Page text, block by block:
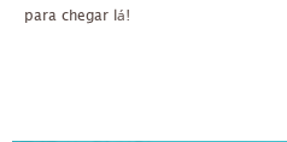
para chegar lá!